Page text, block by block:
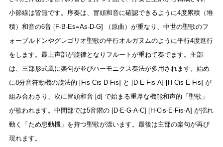
小節線は皆無です。序奏は、冒頭和音に確認できるように4度累積（堆
積）和音の6音 [F-B-Es=As-D-G] （原曲）が重なり、中世の聖歌のフ
ォーブルドンやグレゴリオ聖歌の平行オルガヌムのように平行4度進行
をします。最上声部が旋律となりフルートが重ねて奏でます。主部
は、三部形式風に楽句が並びハーモニクス奏法が多用されます。始め
に8分音符動機の旋法的 [Fis-Cis-D-Fis] と [D-E-Fis-A]-[H-Cis-E-Fis] が
組み合わさり、次に冒頭和音 [d] で始まる重厚な機能和声的「聖歌」
が歌われます。中間部では5音階の [D-E-G-A-C] [H-Cis-E-Fis-A] が揺れ
動く「ため息動機」を持つ聖歌が漂います。最後は主部の楽句が再び
現れます。